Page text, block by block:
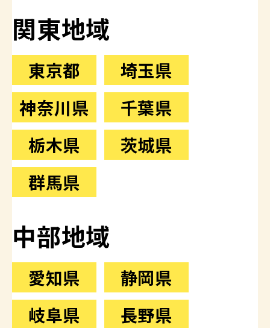
関東地域
東京都
埼玉県
神奈川県
千葉県
栃木県
茨城県
群馬県
中部地域
愛知県
静岡県
岐阜県
長野県